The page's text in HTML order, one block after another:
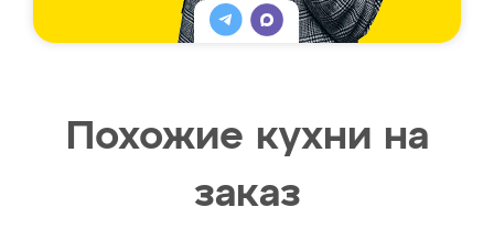
Похожие кухни на
заказ